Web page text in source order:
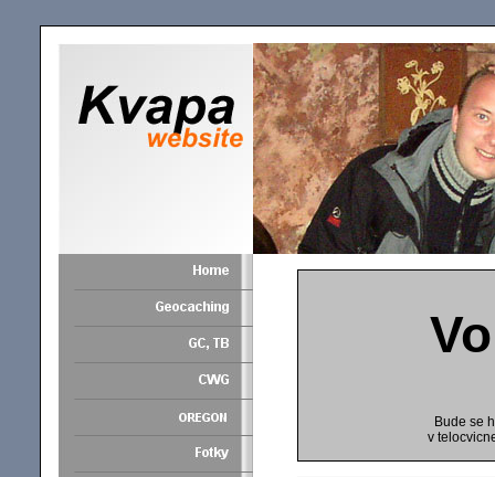
Bude se
v